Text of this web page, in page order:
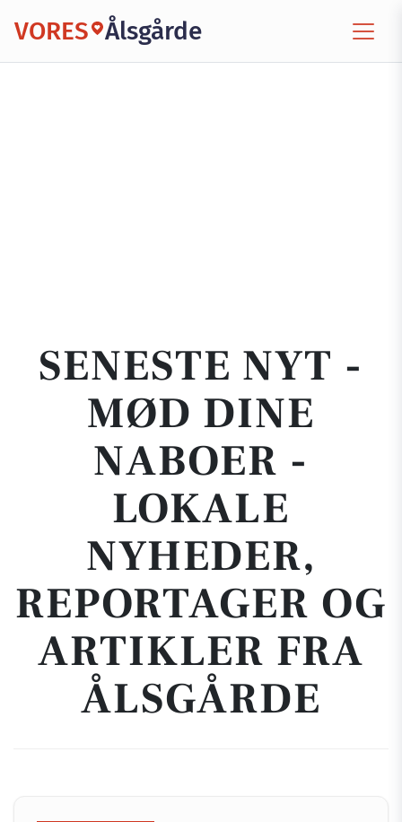
VORES Ålsgårde
SENESTE NYT -
MØD DINE
NABOER -
LOKALE
NYHEDER,
REPORTAGER OG
ARTIKLER FRA
ÅLSGÅRDE